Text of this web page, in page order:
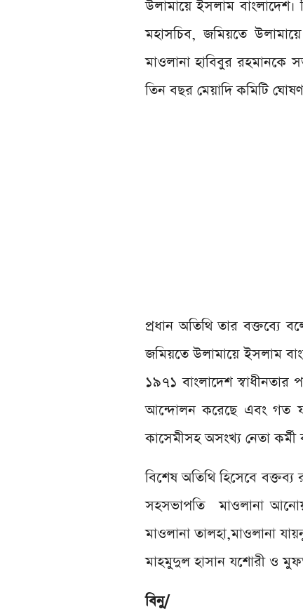
উলামায়ে ইসলাম বাংলাদেশ।
মহাসচিব, জমিয়তে
মাওলানা হাবিবুর রহমানকে
তিন বছর মেয়াদি কমিটি
প্রধান অতিথি তার বক্তব্যে
জমিয়তে উলামায়ে ইসলাম
১৯৭১ বাংলাদেশ
আন্দোলন করেছে এবং গত
কাসেমীসহ অসংখ্য নেতা
বিশেষ অতিথি হিসেবে বক্তব্য
সহসভাপতি মাওলানা
মাওলানা তালহা,মাওলানা
মাহমুদুল হাসান যশোরী ও
বিনু/